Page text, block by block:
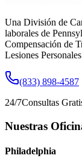
Una División de
laborales de
Compensación de
Lesiones
(833) 898-4587
24/7Consultas
Nuestras
Philadelphia